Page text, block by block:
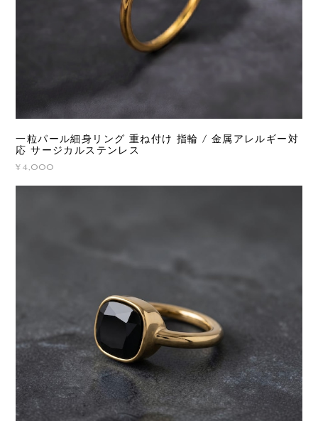
一粒パール細身リング 重ね付け 指輪 / 金属アレルギー対
応 サージカルステンレス
¥4,000